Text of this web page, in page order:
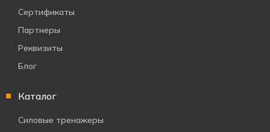
Сертификаты
Партнеры
Реквизиты
Блог
Каталог
Силовые тренажеры